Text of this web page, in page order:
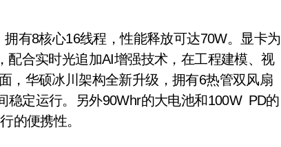
有8核心16线程，性能释放可达70W。显卡为
合实时光追加AI增强技术，在工程建模、视
，华硕冰川架构全新升级，拥有6热管双风扇
定运行。另外90Whr的大电池和100W PD的
的便携性。